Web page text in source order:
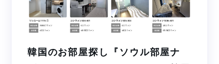
韓国のお部屋探し『ソウル部屋ナ